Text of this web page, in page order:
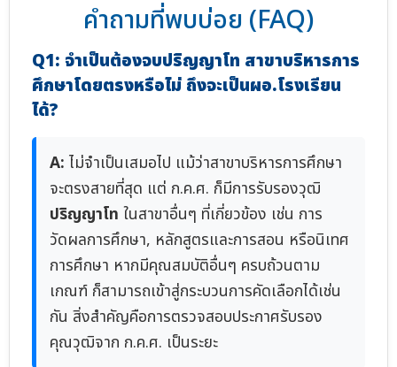
คำถามที่พบบ่อย (FAQ)
Q1: จำเป็นต้องจบปริญญาโท สาขาบริหารการ
ศึกษาโดยตรงหรือไม่ ถึงจะเป็นผอ.โรงเรียน
ได้?
A: ไม่จำเป็นเสมอไป แม้ว่าสาขาบริหารการศึกษา
จะตรงสายที่สุด แต่ ก.ค.ศ. ก็มีการรับรองวุฒิ
ปริญญาโท ในสาขาอื่นๆ ที่เกี่ยวข้อง เช่น การ
วัดผลการศึกษา, หลักสูตรและการสอน หรือนิเทศ
การศึกษา หากมีคุณสมบัติอื่นๆ ครบถ้วนตาม
เกณฑ์ ก็สามารถเข้าสู่กระบวนการคัดเลือกได้เช่น
กัน สิ่งสำคัญคือการตรวจสอบประกาศรับรอง
คุณวุฒิจาก ก.ค.ศ. เป็นระยะ